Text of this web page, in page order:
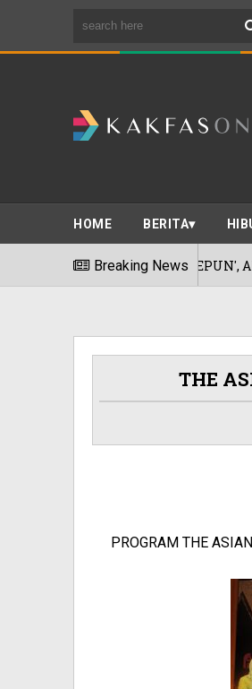
HOME BERITA
Breaking News
KEUNGGULAN JEPUN', ANJUR
THE
PROGRAM THE